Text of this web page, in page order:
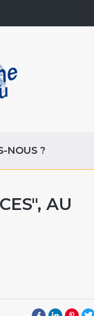
NOUS ?
AU